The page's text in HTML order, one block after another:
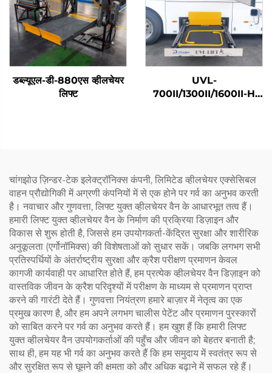
डब्ल्यूएल-डी-880एस व्हीलचेयर
लिफ्ट
UVL-
700II/1300II/1600II-H
चांगझोउ ज़िन्डर-टेक इलेक्ट्रॉनिक्स कंपनी, लिमिटेड व्हीलचेयर एक्सेसिबल
वाहन प्रौद्योगिकी में अग्रणी कंपनियों में से एक होने पर गर्व का अनुभव करती
है। नवाचार और गुणवत्ता, लिफ्ट युक्त व्हीलचेयर वैन के आधारभूत तत्व हैं।
हमारी लिफ्ट युक्त व्हीलचेयर वैन के निर्माण की प्रक्रिया डिज़ाइन और
विकास से शुरू होती है, जिससे हम उपयोगकर्ता-केंद्रित सुरक्षा और शारीरिक
अनुकूलता (एर्गोनॉमिक्स) की विशेषताओं को सुधार सकें। जबकि लगभग सभी
प्रतिस्पर्धियों के अंतर्राष्ट्रीय सुरक्षा और क्रैश परीक्षण प्रमाणन केवल
कागजी कार्यवाही पर आधारित होते हैं, हम प्रत्येक व्हीलचेयर वैन डिज़ाइन को
वास्तविक जीवन के क्रैश परिदृश्यों में परीक्षण के माध्यम से प्रमाणन प्राप्त
करने की गारंटी देते हैं। गुणवत्ता नियंत्रण हमारे बाज़ार में नेतृत्व का एक
प्रमुख कारण है, और हम अपने लगभग चालीस पेटेंट और प्रमाणन पुरस्कारों
को साबित करने पर गर्व का अनुभव करते हैं। हम खुश हैं कि हमारी लिफ्ट
युक्त व्हीलचेयर वैन उपयोगकर्ताओं की पहुँच और जीवन को बेहतर बनाती है;
साथ ही, हम यह भी गर्व का अनुभव करते हैं कि हम समुदाय में स्वतंत्र रूप से
और सुरक्षित रूप से घूमने की क्षमता को और अधिक बढ़ाने में सफल रहे हैं।